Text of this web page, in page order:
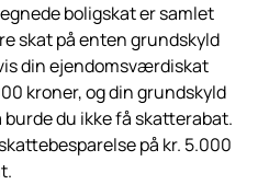
boligskat er samlet
skat på enten grundskyld
din ejendomsværdiskat
kroner, og din grundskyld
du ikke få skatterabat.
på kr. 5.000